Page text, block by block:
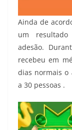
Ainda de
um
adesão.
recebeu em
dias normais o
a 30 pessoas .